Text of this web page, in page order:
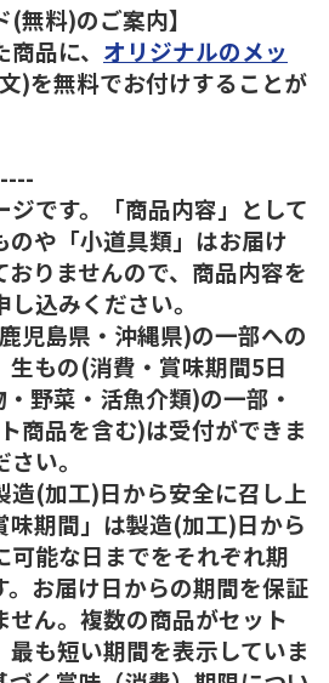
(無料)のご案内】
品に、 オリジナルのメッ
)を無料でお付けすることが
です。「商品内容」として
のや「小道具類」はお届け
りませんので、商品内容を
込みください。
児島県・沖縄県)の一部への
生もの(消費・賞味期間5日
野菜・活魚介類)の一部・
商品を含む)は受付ができま
い。
(加工)日から安全に召し上
味期間」は製造(加工)日から
可能な日までをそれぞれ期
。お届け日からの期間を保証
せん。複数の商品がセット
最も短い期間を表示していま